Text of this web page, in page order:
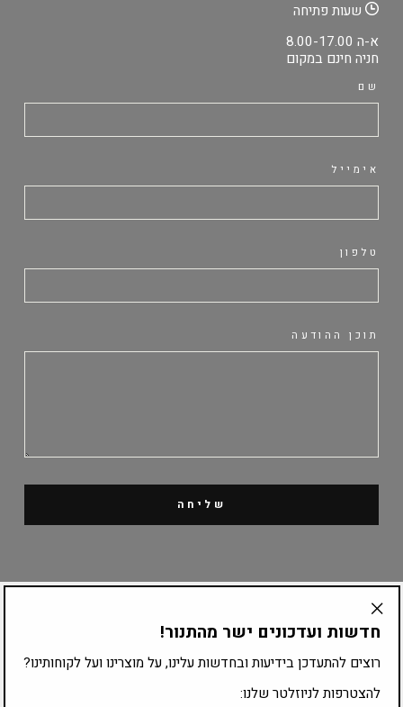
שעות פתיחה
א-ה 8.00-17.00
חניה חינם במקום
שם
אימייל
טלפון
תוכן ההודעה
שליחה
קטלוג מוצרים
ציוד לפי עיסוק
חדשות ועדכונים ישר מהתנור!
רוצים להתעדכן בידיעות ובחדשות עלינו, על מוצרינו ועל לקוחותינו?
להצטרפות לניוזלטר שלנו:
"Translation
he.general.accessibility.close_modal"